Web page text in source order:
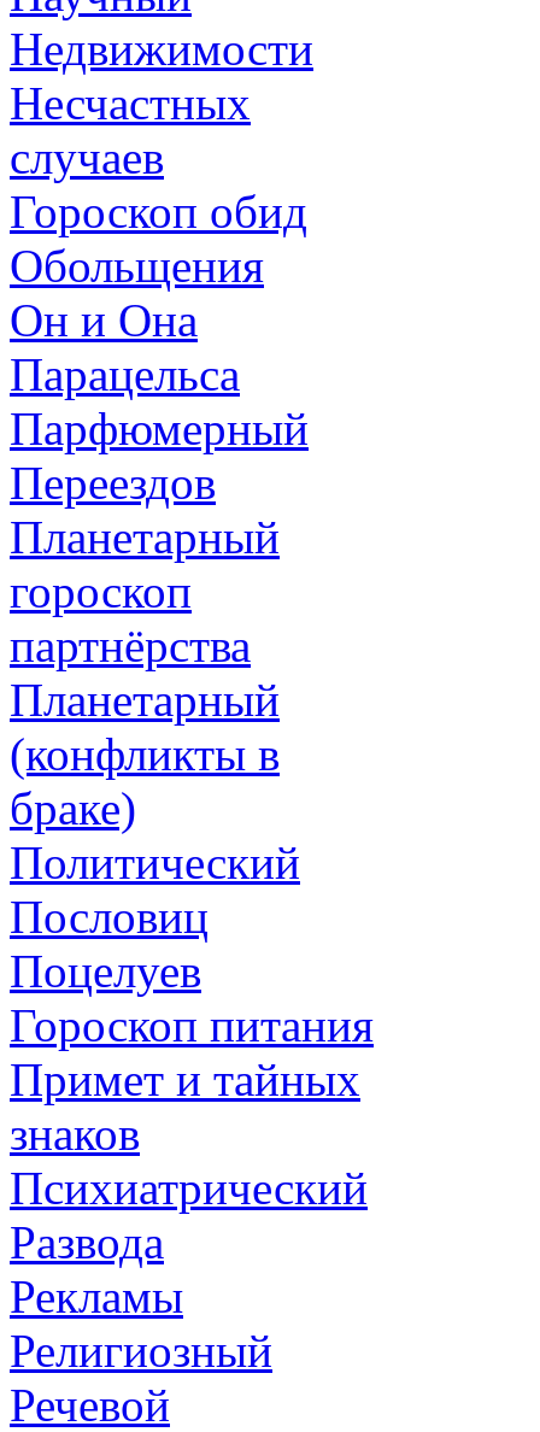
Недвижимости
Несчастных
случаев
Гороскоп обид
Обольщения
Он и Она
Парацельса
Парфюмерный
Переездов
Планетарный
гороскоп
партнёрства
Планетарный
(конфликты в
браке)
Политический
Пословиц
Поцелуев
Гороскоп питания
Примет и тайных
знаков
Психиатрический
Развода
Рекламы
Религиозный
Речевой